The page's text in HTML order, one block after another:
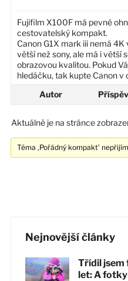
Fujifilm X100F má pevné
cestovatelský kompakt.
Canon G1X mark iii nemá
větší než sony, ale má i větší
obrazovou kvalitou. Pokud
hledáčku, tak kupte Canon v
Autor
Aktuálně je na stránce
Téma ‚Pořádný kompakt’
Nejnovější články
Třídil jsem
let: A fotky